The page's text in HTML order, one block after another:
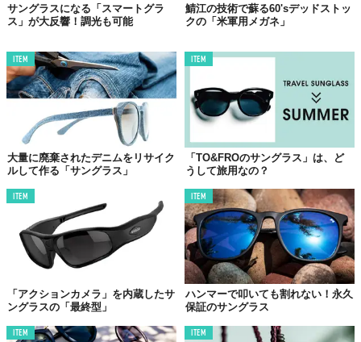
サングラスになる「スマートグラ
ス」が大反響！調光も可能
鯖江の技術で蘇る60'sデッドストッ
クの「米軍用メガネ」
ITEM
大量に廃棄されたデニムをリサイク
ルして作る「サングラス」
ITEM
「TO&FROのサングラス」は、ど
うして旅用なの？
ITEM
「アクションカメラ」を内蔵したサ
ングラスの「最終型」
ITEM
ハンマーで叩いても割れない！永久
保証のサングラス
ITEM ITEM